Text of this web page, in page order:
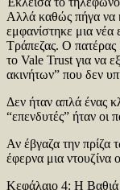
Αλλά καθώς πήγα να
εμφανίστηκε μια νέα
Τράπεζας. Ο
το Vale Trust για να
ακινήτων” που δεν
Δεν ήταν απλά ένας
“επενδυτές” ήταν οι
Αν έβγαζα την πρίζα
έφερνα μια ντουζίνα
Κεφάλαιο 4: Η